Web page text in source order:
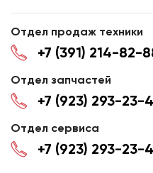
Отдел продаж техники
+7 (391) 214-82-
Отдел запчастей
+7 (923) 293-23-
Отдел сервиса
+7 (923) 293-23-